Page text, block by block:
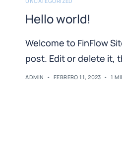
Hello world!
Welcome to FinFlow
post. Edit or delete it,
ADMIN FEBRERO 11, 2023 1